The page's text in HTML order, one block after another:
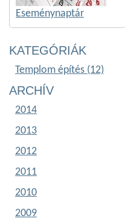
Eseménynaptár
KATEGÓRIÁK
Templom építés (12)
ARCHÍV
2014
2013
2012
2011
2010
2009